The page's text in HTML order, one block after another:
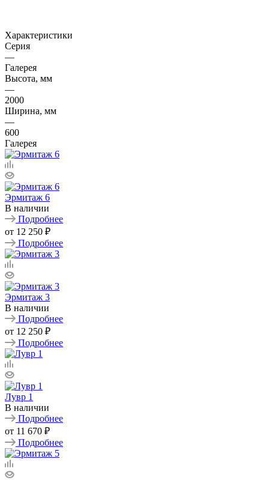
Характеристики
Серия
—
Галерея
Высота, мм
—
2000
Ширина, мм
—
600
Галерея
Эрмитаж 6
В наличии
Подробнее
от 12 250 ₽
Подробнее
Эрмитаж 3
В наличии
Подробнее
от 12 250 ₽
Подробнее
Лувр 1
В наличии
Подробнее
от 11 670 ₽
Подробнее